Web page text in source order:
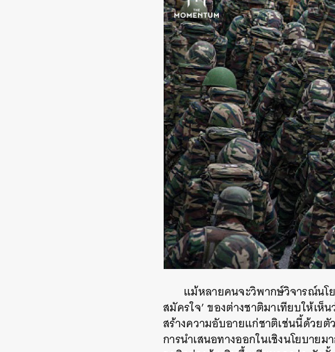
แม้หลายคนจะวิพากษ์วิจารณ์นโ
สมัครใจ’ ของต่างชาติมาเทียบให้เ
สร้างความอับอายแก่ชาติเช่นนี้ด้วยตั
การนำเสนอทางออกในเชิงนโยบาย